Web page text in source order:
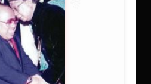
Ambivalensi Pancasila
27/07/2026
Juara, Messi Mati Kutu:
Eksistensial